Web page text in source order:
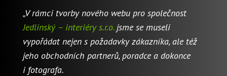
„V rámci tvorby nového webu pro společnost
Jedlinský – interiéry s.r.o.jsme se museli
vypořádat nejen s požadavky zákazníka, ale též
jeho obchodních partnerů, poradce a dokonce
i fotografa.